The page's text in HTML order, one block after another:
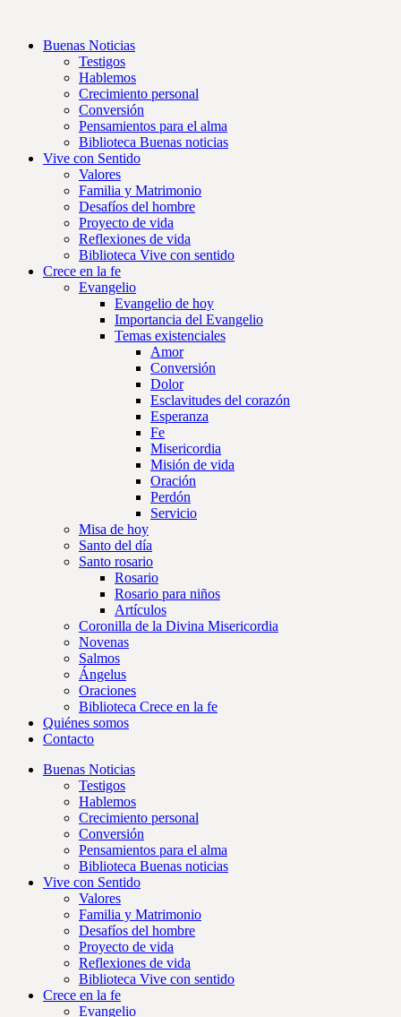
Buenas Noticias
Testigos
Hablemos
Crecimiento personal
Conversión
Pensamientos para el alma
Biblioteca Buenas noticias
Vive con Sentido
Valores
Familia y Matrimonio
Desafíos del hombre
Proyecto de vida
Reflexiones de vida
Biblioteca Vive con sentido
Crece en la fe
Evangelio
Evangelio de hoy
Importancia del Evangelio
Temas existenciales
Amor
Conversión
Dolor
Esclavitudes del corazón
Esperanza
Fe
Misericordia
Misión de vida
Oración
Perdón
Servicio
Misa de hoy
Santo del día
Santo rosario
Rosario
Rosario para niños
Artículos
Coronilla de la Divina Misericordia
Novenas
Salmos
Ángelus
Oraciones
Biblioteca Crece en la fe
Quiénes somos
Contacto
Buenas Noticias
Testigos
Hablemos
Crecimiento personal
Conversión
Pensamientos para el alma
Biblioteca Buenas noticias
Vive con Sentido
Valores
Familia y Matrimonio
Desafíos del hombre
Proyecto de vida
Reflexiones de vida
Biblioteca Vive con sentido
Crece en la fe
Evangelio